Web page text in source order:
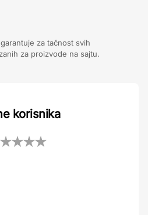
za tačnost svih
za proizvode na sajtu.
korisnika